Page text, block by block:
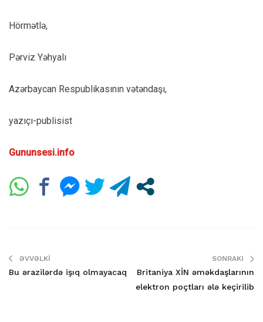
Hörmətlə,
Pərviz Yəhyalı
Azərbaycan Respublikasının vətəndaşı,
yazıçı-publisist
Gununsesi.info
ƏVVƏLKI
Bu ərazilərdə işıq olmayacaq
SONRAKI
Britaniya XİN əməkdaşlarının
elektron poçtları ələ keçirilib